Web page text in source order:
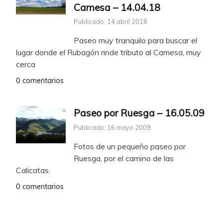
Camesa – 14.04.18
Publicado: 14 abril 2018
Paseo muy tranquilo para buscar el
lugar donde el Rubagón rinde tributo al Camesa, muy
cerca
0 comentarios
Paseo por Ruesga – 16.05.09
Publicado: 16 mayo 2009
Fotos de un pequeño paseo por
Ruesga, por el camino de las
Calicatas.
0 comentarios